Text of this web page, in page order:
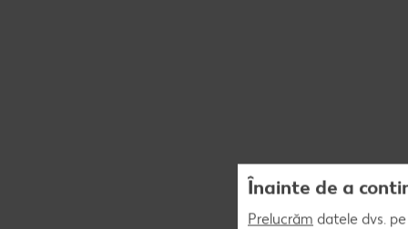
Înainte de a
Prelucrăm datele dvs.